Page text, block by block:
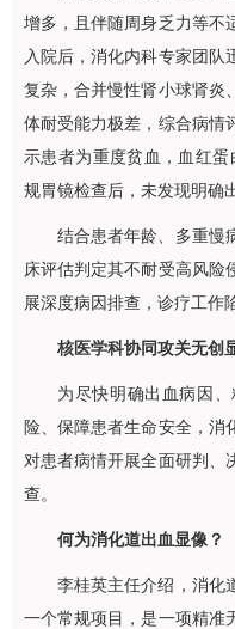
增多，且伴随周身乏力等不
入院后，消化内科专家团队
复杂，合并慢性肾小球肾炎
体耐受能力极差，综合病情
示患者为重度贫血，血红
规胃镜检查后，未发现明确
结合患者年龄、多重慢
床评估判定其不耐受高风险
展深度病因排查，诊疗工作
核医学科协同攻关无创
为尽快明确出血病因
险、保障患者生命安全，消
对患者病情开展全面研判、
查。
何为消化道出血显像？
李桂英主任介绍，消化
一个常规项目，是一项精准